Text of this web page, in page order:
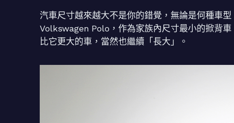
汽車尺寸越來越大不是你的錯覺，無論是何種車
Volkswagen Polo，作為家族內尺寸最小的掀背
比它更大的車，當然也繼續「長大」。